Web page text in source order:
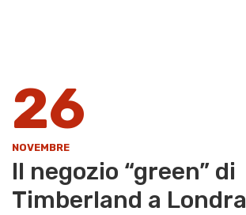
26
NOVEMBRE
Il negozio “green” di
Timberland a Londra